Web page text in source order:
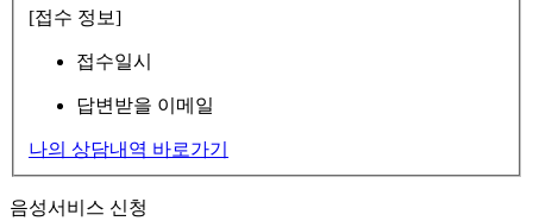
[접수 정보]
접수일시
답변받을 이메일
나의 상담내역 바로가기
음성서비스 신청